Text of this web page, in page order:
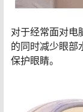
对于经常面对电
的同时减少眼部
保护眼睛。